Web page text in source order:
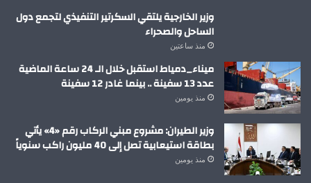
وزير الخارجية يلتقي السكرتير التنفيذي لتجمع دول
الساحل والصحراء
منذ ساعتين
ميناء_دمياط استقبل خلال الـ 24 ساعة الماضية
عدد 13 سفينة .. بينما غادر 12 سفينة
منذ يومين
وزير الطيران: مشروع مبني الركاب رقم «4» يأتي
بطاقة استيعابية تصل إلى 40 مليون راكب سنوياً
منذ يومين